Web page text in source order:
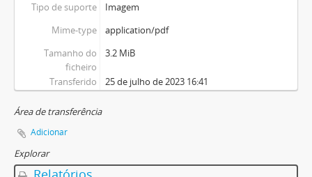
Tipo de suporte
Imagem
Mime-type
application/pdf
Tamanho do
ficheiro
3.2 MiB
Transferido 25 de julho de 2023 16:41
Área de transferência
Adicionar
Explorar